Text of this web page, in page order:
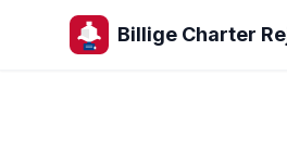
Billige Charter